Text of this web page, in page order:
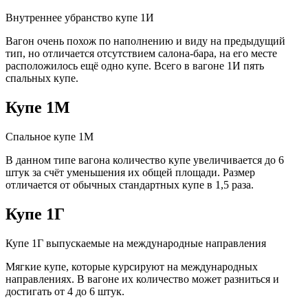
Внутреннее убранство купе 1И
Вагон очень похож по наполнению и виду на предыдущий
тип, но отличается отсутствием салона-бара, на его месте
расположилось ещё одно купе. Всего в вагоне 1И пять
спальных купе.
Купе 1М
Спальное купе 1М
В данном типе вагона количество купе увеличивается до 6
штук за счёт уменьшения их общей площади. Размер
отличается от обычных стандартных купе в 1,5 раза.
Купе 1Г
Купе 1Г выпускаемые на международные направления
Мягкие купе, которые курсируют на международных
направлениях. В вагоне их количество может разниться и
достигать от 4 до 6 штук.